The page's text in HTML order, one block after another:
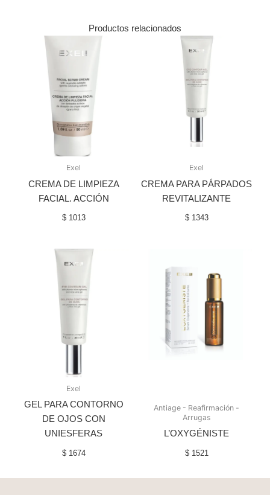
Productos relacionados
Exel
CREMA DE LIMPIEZA
FACIAL. ACCIÓN
$1013
Exel
CREMA PARA PÁRPADOS
REVITALIZANTE
$1343
Exel
GEL PARA CONTORNO
DE OJOS CON
UNIESFERAS
$1674
Antiage - Reafirmación -
Arrugas
L’OXYGÉNISTE
$1521